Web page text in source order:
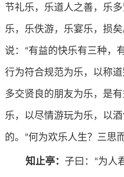
节礼乐，乐道人之善，乐
乐，乐佚游，乐宴乐，损矣
说：
“有益的快乐有三种，
行为符合规范为乐，以称
多交贤良的朋友为乐，是
乐，以尽情游玩为乐，以
的。 ”何为欢乐人生？三思
知止亭： 子曰： “为人